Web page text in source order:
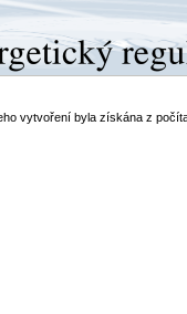
vytvoření byla získána z